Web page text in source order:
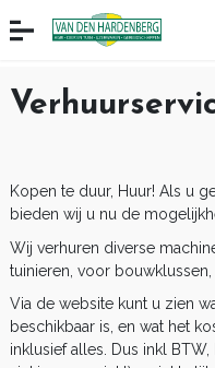
Kopen te duur, Huur! Als u
bieden wij u nu de
Wij verhuren diverse
tuinieren, voor
Via de website kunt u zien
beschikbaar is, en wat het
inklusief alles. Dus inkl